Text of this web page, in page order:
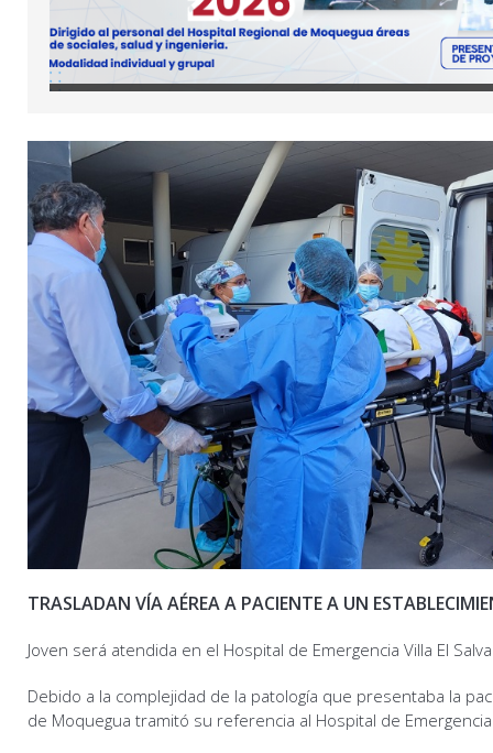
TRASLADAN VÍA AÉREA A PACIENTE A UN
Joven será atendida en el Hospital de Emergencia Villa El
Debido a la complejidad de la patología que presentaba la
de Moquegua tramitó su referencia al Hospital de